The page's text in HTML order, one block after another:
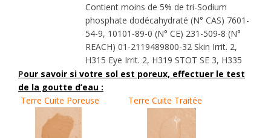
Contient moins de 5% de tri-Sodium
phosphate dodécahydraté (N° CAS) 7601-
54-9, 10101-89-0 (N° CE) 231-509-8 (N°
REACH) 01-2119489800-32 Skin Irrit. 2,
H315 Eye Irrit. 2, H319 STOT SE 3, H335
Pour savoir si votre sol est poreux, effectuer le test
de la goutte d’eau :
Terre Cuite Poreuse
Terre Cuite Traitée